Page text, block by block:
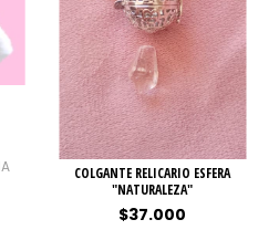
COLGANTE RELICARIO ESFERA
"NATURALEZA"
$37.000